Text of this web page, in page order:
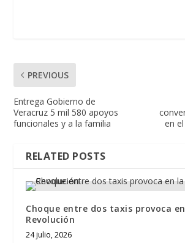
PREVIOUS
Entrega Gobierno de
Veracruz 5 mil 580 apoyos
funcionales y a la familia
en
RELATED POSTS
Choque entre dos taxis provoca
Revolución
24 julio, 2026